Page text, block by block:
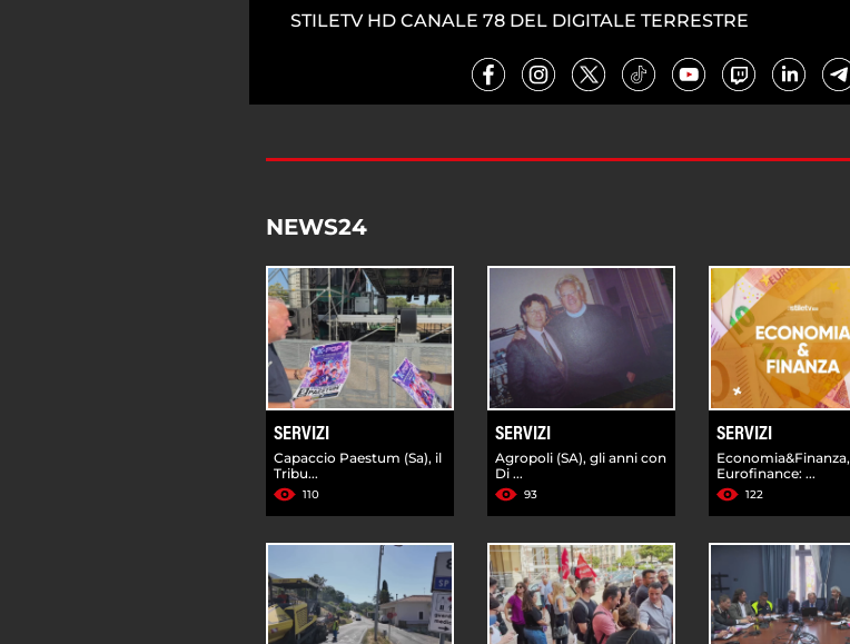
STILETV HD CANALE 78 DEL DIGITALE TERRESTRE
NEWS24
SERVIZI
Capaccio Paestum (Sa), il
Tribu...
110
SERVIZI
Agropoli (SA), gli anni con
Di ...
93
SERVIZI
Economia&Finanza,
Eurofinance: ...
122